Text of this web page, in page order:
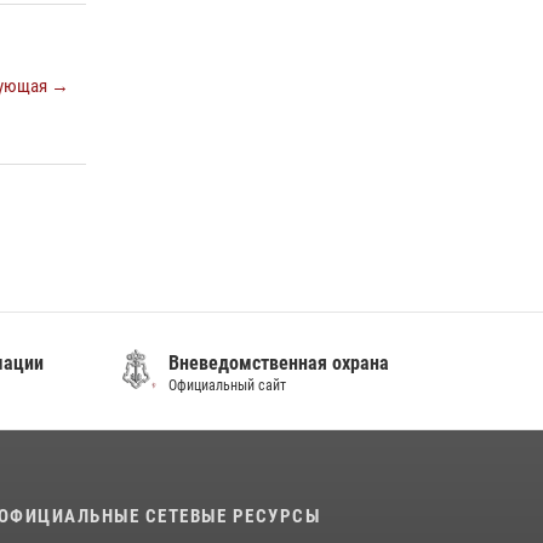
→
Вневедомственная охрана
Официальный сайт
СЕТЕВЫЕ РЕСУРСЫ